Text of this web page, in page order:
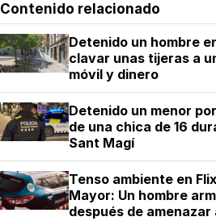
Contenido relacionado
Detenido un hombre
clavar unas tijeras a
móvil y dinero
Detenido un menor
de una chica de 16
Sant Magí
Tenso ambiente en
Mayor: Un hombre
después de